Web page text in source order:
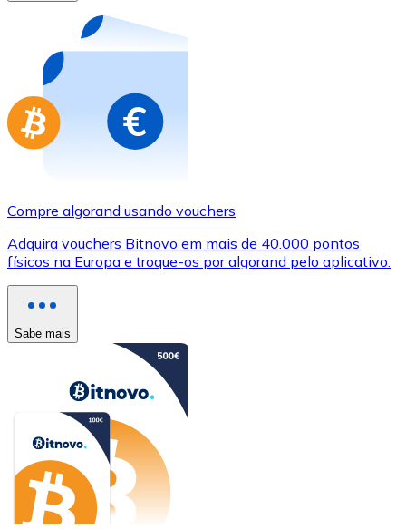
Compre cartões-presente das suas marcas favoritas
Ir para a loja de cartões-presente
Compre algorand usando vouchers
Adquira vouchers Bitnovo em mais de 40.000 pontos
físicos na Europa e troque-os por algorand pelo aplicativo.
Sabe mais